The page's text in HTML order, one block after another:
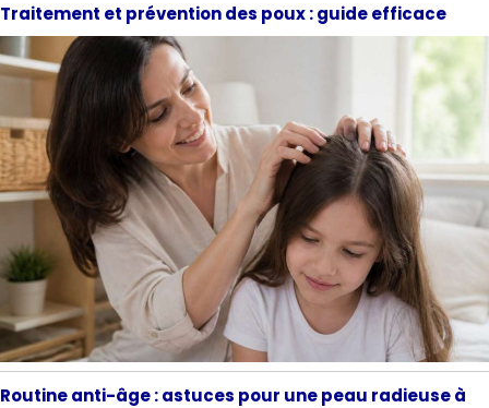
Traitement et prévention des poux : guide efficace
Routine anti-âge : astuces pour une peau radieuse à